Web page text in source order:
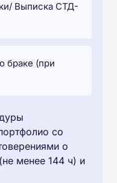
Выписка СТД-
браке (при
со
о
менее 144 ч) и